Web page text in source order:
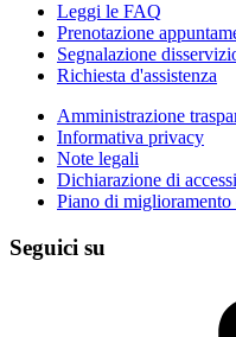
Leggi le FAQ
Prenotazione
Segnalazione
Richiesta d'assistenza
Amministrazione
Informativa privacy
Note legali
Dichiarazione di
Piano di miglioramento
Seguici su